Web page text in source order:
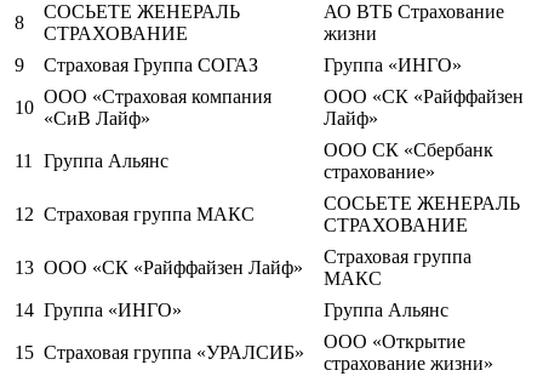
8
СОСЬЕТЕ ЖЕНЕРАЛЬ
СТРАХОВАНИЕ
АО ВТБ Страхование
жизни
9
Страховая Группа СОГАЗ Группа «ИНГО»
10
ООО «Страховая компания
«СиВ Лайф»
ООО «СК «Райффайзен
Лайф»
11 Группа Альянс
ООО СК «Сбербанк
страхование»
12 Страховая группа МАКС
СОСЬЕТЕ ЖЕНЕРАЛЬ
СТРАХОВАНИЕ
13 ООО «СК «Райффайзен Лайф»
Страховая группа
МАКС
14 Группа «ИНГО» Группа Альянс
15 Страховая группа «УРАЛСИБ»
ООО «Открытие
страхование жизни»